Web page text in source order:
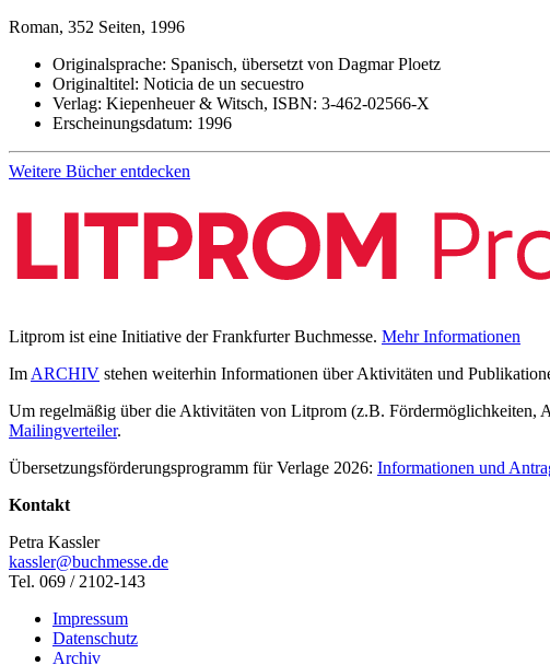
Roman, 352 Seiten, 1996
Originalsprache: Spanisch, übersetzt von Dagmar Ploetz
Originaltitel: Noticia de un secuestro
Verlag: Kiepenheuer & Witsch, ISBN: 3-462-02566-X
Erscheinungsdatum: 1996
Weitere Bücher entdecken
Litprom ist eine Initiative der Frankfurter Buchmesse. Mehr Informationen
Im ARCHIV stehen weiterhin Informationen über Aktivitäten und
Um regelmäßig über die Aktivitäten von Litprom (z.B. Fördermöglichkeiten,
Mailingverteiler.
Übersetzungsförderungsprogramm für Verlage 2026: Informationen und
Kontakt
Petra Kassler
kassler@buchmesse.de
Tel. 069 / 2102-143
Impressum
Datenschutz
Archiv